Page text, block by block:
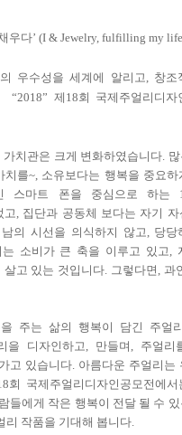
우다’ (I & Jewelry, fulfilling my
우수성을 세계에 알리고, 창조
제18회 국제주얼리디자
치관은 크게 변화하였습니다.
를~, 소유보다는 행복을 중요
스마트 폰을 중심으로 하는
, 집단과 공동체 보다는 자기
의 시선을 의식하지 않고, 당당
소비가 큰 축을 이루고 있고,
고 있는 것입니다. 그렇다면, 과
주는 삶의 행복이 담긴 주얼
을 디자인하고, 만들며, 주얼리
고 있습니다. 아름다운 주얼리는
회 국제주얼리디자인공모전에서
들에게 작은 행복이 전달 될 수
작품을 기대해 봅니다.